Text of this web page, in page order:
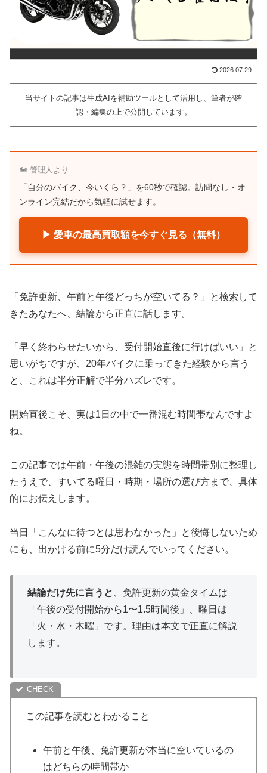
2026.07.29
当サイトの記事は生成AIを補助ツールとして活用し、筆者が確
認・編集の上で公開しています。
🏍️ 管理人より
「自分のバイク、今いくら？」を60秒で確認。訪問なし・オ
ンライン完結だから気軽に試せます。
▶ 愛車の最高買取額を今すぐ見る（無料）
「免許更新、午前と午後どっちが空いてる？」と検索して
きたあなたへ、結論から正直に話します。
「早く終わらせたいから、受付開始直後に行けばいい」と
思いがちですが、20年バイクに乗ってきた経験から言う
と、これは半分正解で半分ハズレです。
開始直後こそ、実は1日の中で一番混む時間帯なんですよ
ね。
この記事では午前・午後の混雑の実態を時間帯別に整理し
たうえで、すいてる曜日・時期・場所の選び方まで、具体
的にお伝えします。
当日「こんなに待つとは思わなかった」と後悔しないため
にも、出かける前に5分だけ読んでいってください。
結論だけ先に言うと
、免許更新の黄金タイムは
「午後の受付開始から1〜1.5時間後」、曜日は
「火・水・木曜」です。理由は本文で正直に解説
します。
この記事を読むとわかること
午前と午後、免許更新が本当に空いているの
はどちらの時間帯か